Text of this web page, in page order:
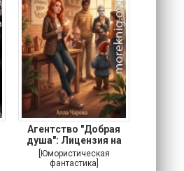
Агентство "Добрая
душа": Лицензия на
добро
[Юмористическая
фантастика]